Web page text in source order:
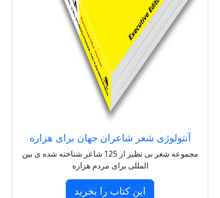
آنتولوژی شعر شاعران جهان برای هزاره
مجموعه شعر بی نظیر از 125 شاعر شناخته شده ی بین
المللی برای مردم هزاره
این کتاب را بخرید